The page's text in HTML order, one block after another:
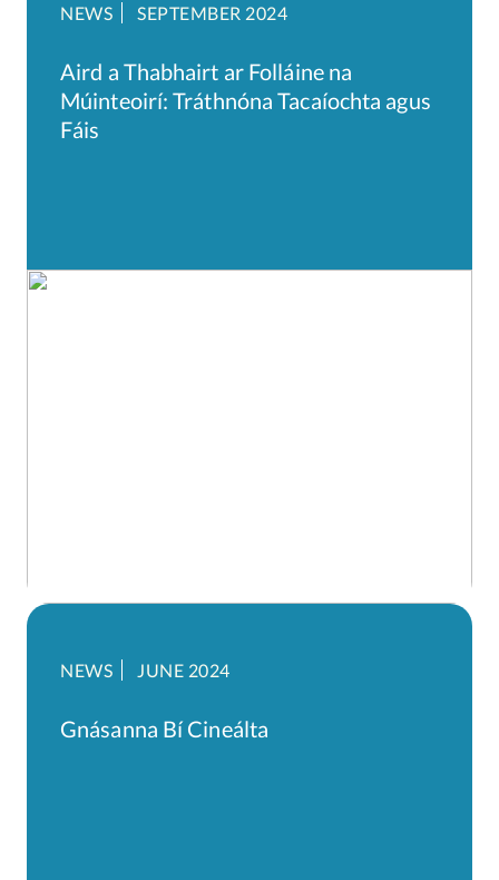
NEWS SEPTEMBER 2024
Aird a Thabhairt ar Folláine na
Múinteoirí: Tráthnóna Tacaíochta agus
Fáis
NEWS JUNE 2024
Gnásanna Bí Cineálta